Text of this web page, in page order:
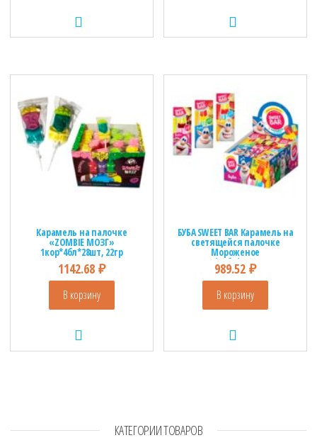
Карамель на палочке
«ZOMBIE МОЗГ»
1кор*4бл*28шт, 22гр
1142.68 ₽
В корзину
БУБА SWEET BAR Карамель на
светящейся палочке
Мороженое
1кор*24бл*24шт,10г
989.52₽
В корзину
КАТЕГОРИИ ТОВАРОВ